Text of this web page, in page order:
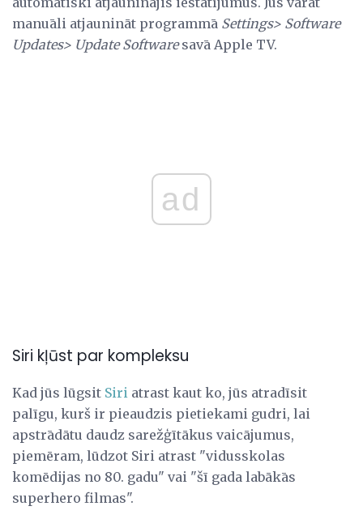
manuāli atjaunināt programmā Settings> Software
Updates> Update Softwaresavā Apple TV.
ad
Siri kļūst par kompleksu
Kad jūs lūgsit Siri atrast kaut ko, jūs atradīsit
palīgu, kurš ir pieaudzis pietiekami gudri, lai
apstrādātu daudz sarežģītākus vaicājumus,
piemēram, lūdzot Siri atrast "vidusskolas
komēdijas no 80. gadu" vai "šī gada labākās
superhero filmas".